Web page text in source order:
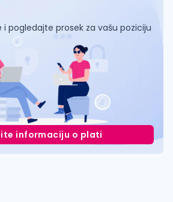
i pogledajte prosek za vašu poziciju
informaciju o plati